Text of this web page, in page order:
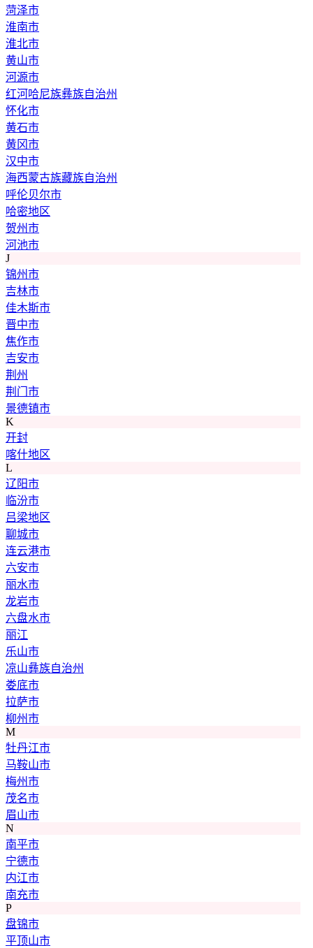
菏泽市
淮南市
淮北市
黄山市
河源市
红河哈尼族彝族自治州
怀化市
黄石市
黄冈市
汉中市
海西蒙古族藏族自治州
呼伦贝尔市
哈密地区
贺州市
河池市
J
锦州市
吉林市
佳木斯市
晋中市
焦作市
吉安市
荆州
荆门市
景德镇市
K
开封
喀什地区
L
辽阳市
临汾市
吕梁地区
聊城市
连云港市
六安市
丽水市
龙岩市
六盘水市
丽江
乐山市
凉山彝族自治州
娄底市
拉萨市
柳州市
M
牡丹江市
马鞍山市
梅州市
茂名市
眉山市
N
南平市
宁德市
内江市
南充市
P
盘锦市
平顶山市